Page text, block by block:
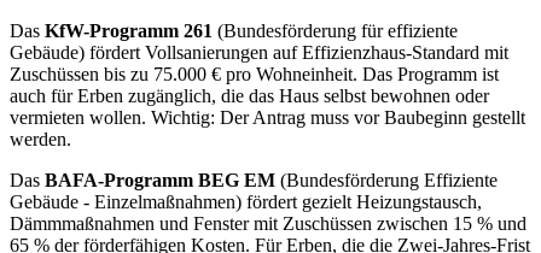
Das KfW-Programm 261 (Bundesförderung für effiziente
Gebäude) fördert Vollsanierungen auf Effizienzhaus-Standard mit
Zuschüssen bis zu 75.000 € pro Wohneinheit. Das Programm ist
auch für Erben zugänglich, die das Haus selbst bewohnen oder
vermieten wollen. Wichtig: Der Antrag muss vor Baubeginn gestellt
werden.
Das BAFA-Programm BEG EM (Bundesförderung Effiziente
Gebäude - Einzelmaßnahmen) fördert gezielt Heizungstausch,
Dämmmaßnahmen und Fenster mit Zuschüssen zwischen 15 % und
65 % der förderfähigen Kosten. Für Erben, die die Zwei-Jahres-Frist